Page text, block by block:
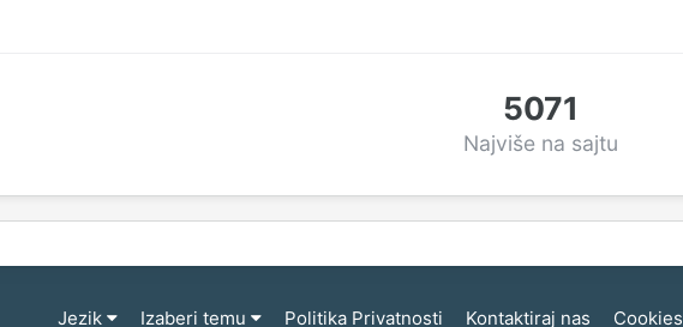
5071
Najviše na sajtu
Jezik Izaberi temu Politika Privatnosti Kontaktiraj nas Cookies